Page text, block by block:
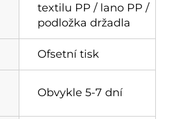
textilu PP / lano PP /
podložka držadla
Ofsetní tisk
Obvykle 5-7 dní